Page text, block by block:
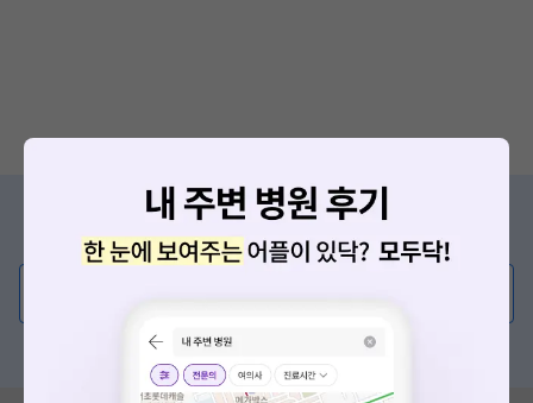
증상/치료, 궁금한 점이 있나요?
의사가 직접 답해드려요!
혹은, 의료상담 서비스에 다양한 게시글 보러가기